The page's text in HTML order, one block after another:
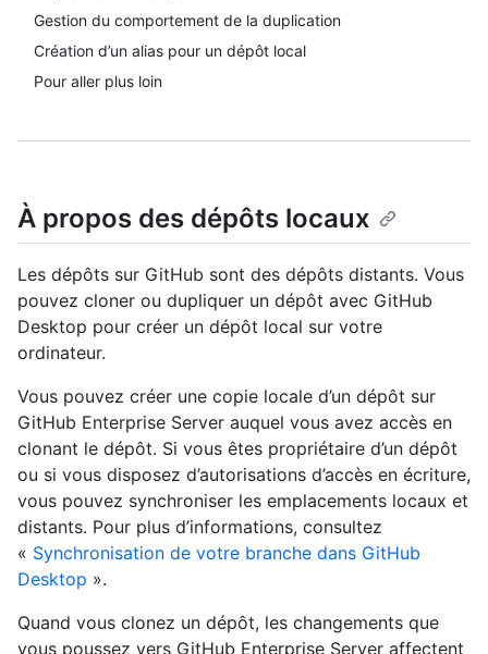
Gestion du comportement de la duplication
Création d’un alias pour un dépôt local
Pour aller plus loin
À propos des dépôts locaux
Les dépôts sur GitHub sont des dépôts distants. Vous
pouvez cloner ou dupliquer un dépôt avec GitHub
Desktop pour créer un dépôt local sur votre
ordinateur.
Vous pouvez créer une copie locale d’un dépôt sur
GitHub Enterprise Server auquel vous avez accès en
clonant le dépôt. Si vous êtes propriétaire d’un dépôt
ou si vous disposez d’autorisations d’accès en écriture,
vous pouvez synchroniser les emplacements locaux et
distants. Pour plus d’informations, consultez
« Synchronisation de votre branche dans GitHub
Desktop ».
Quand vous clonez un dépôt, les changements que
vous poussez vers GitHub Enterprise Server affectent